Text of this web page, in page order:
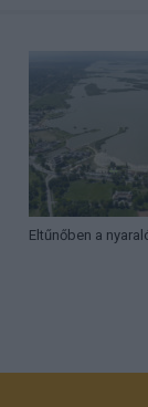
Eltűnőben a